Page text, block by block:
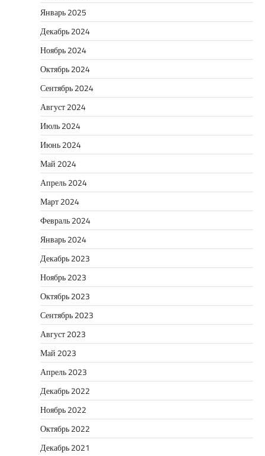
Январь 2025
Декабрь 2024
Ноябрь 2024
Октябрь 2024
Сентябрь 2024
Август 2024
Июль 2024
Июнь 2024
Май 2024
Апрель 2024
Март 2024
Февраль 2024
Январь 2024
Декабрь 2023
Ноябрь 2023
Октябрь 2023
Сентябрь 2023
Август 2023
Май 2023
Апрель 2023
Декабрь 2022
Ноябрь 2022
Октябрь 2022
Декабрь 2021